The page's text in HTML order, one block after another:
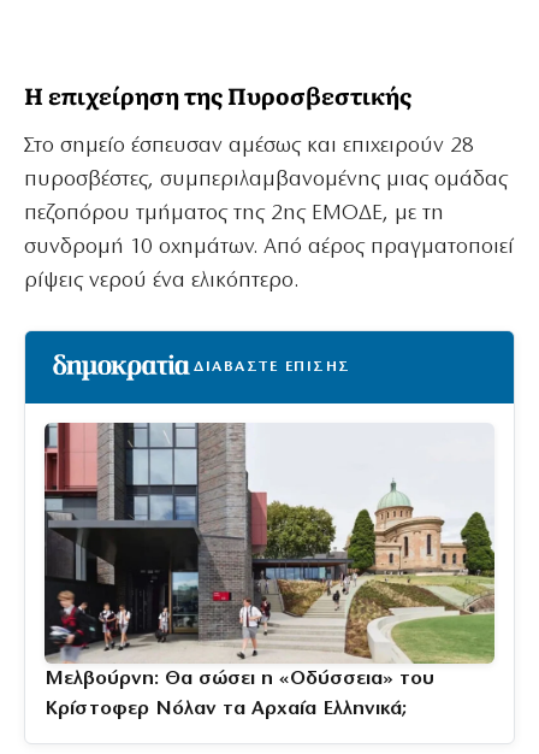
Η επιχείρηση της Πυροσβεστικής
Στο σημείο έσπευσαν αμέσως και επιχειρούν 28
πυροσβέστες, συμπεριλαμβανομένης μιας ομάδας
πεζοπόρου τμήματος της 2ης ΕΜΟΔΕ, με τη
συνδρομή 10 οχημάτων. Από αέρος πραγματοποιεί
ρίψεις νερού ένα ελικόπτερο.
ΔΙΑΒΑΣΤΕ ΕΠΙΣΗΣ
Μελβούρνη: Θα σώσει η «Οδύσσεια» του
Κρίστοφερ Νόλαν τα Αρχαία Ελληνικά;